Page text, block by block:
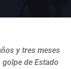
y tres meses
de Estado